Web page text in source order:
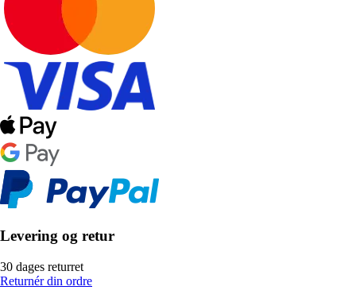
Levering og retur
30 dages returret
Returnér din ordre